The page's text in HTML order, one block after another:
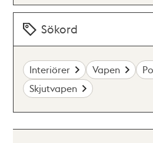
Sökord
Interiörer Vapen
Skjutvapen